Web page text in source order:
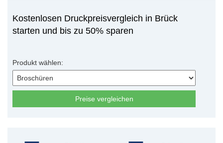
Kostenlosen Druckpreisvergleich in Brück
starten und bis zu 50% sparen
Produkt wählen:
Preise vergleichen